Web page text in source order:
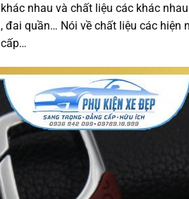
nhau và chất liệu các khác
đai quần… Nói về chất liệu các